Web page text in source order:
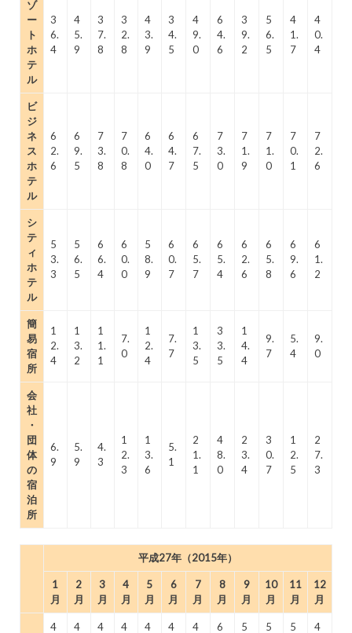
ゾ
ー
ト
ホ
テ
ル
3
6.
4
4
5.
9
3
7.
8
3
2.
8
4
3.
9
3
4.
5
4
9.
0
6
4.
6
3
9.
2
5
6.
5
4
1.
7
4
0.
4
ビ
ジ
ネ
ス
ホ
テ
ル
6
2.
6
6
9.
5
7
3.
8
7
0.
8
6
4.
0
6
4.
7
6
7.
5
7
3.
0
7
1.
9
7
1.
0
7
0.
1
7
2.
6
シ
テ
ィ
ホ
テ
ル
5
3.
3
5
6.
5
6
6.
4
6
0.
0
5
8.
9
6
0.
7
6
5.
7
6
5.
4
6
2.
6
6
5.
8
6
9.
6
6
1.
2
簡
易
宿
所
1
2.
4
1
3.
2
1
1.
1
7.
0
1
2.
4
7.
7
1
3.
5
3
3.
5
1
4.
4
9.
7
5.
4
9.
0
会
社
・
団
体
の
宿
泊
所
6.
9
5.
9
4.
3
1
2.
3
1
3.
6
5.
1
2
1.
1
4
8.
0
2
3.
4
3
0.
7
1
2.
5
2
7.
3
平成27年（2015年）
1
月
2
月
3
月
4
月
5
月
6
月
7
月
8
月
9
月
10
月
11
月
12
月
4 4 4 4 4 4 4 6 5 5 5 4